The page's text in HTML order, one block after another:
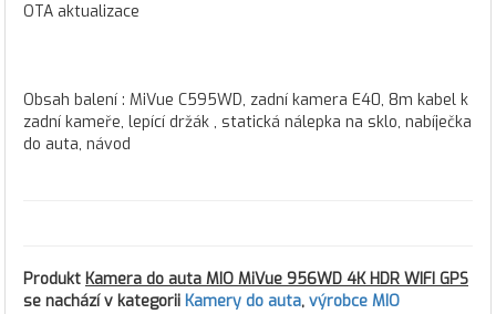
OTA aktualizace
Obsah balení : MiVue C595WD, zadní kamera E40, 8m kabel k
zadní kameře, lepící držák , statická nálepka na sklo, nabíječka
do auta, návod
Produkt Kamera do auta MIO MiVue 956WD 4K HDR WIFI GPS
se nachází v kategorii Kamery do auta, výrobce MIO